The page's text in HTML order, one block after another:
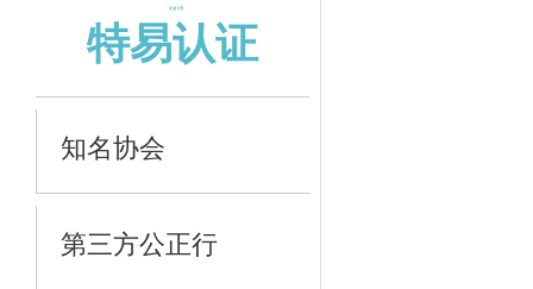
特易认证
知名协会
第三方公正行